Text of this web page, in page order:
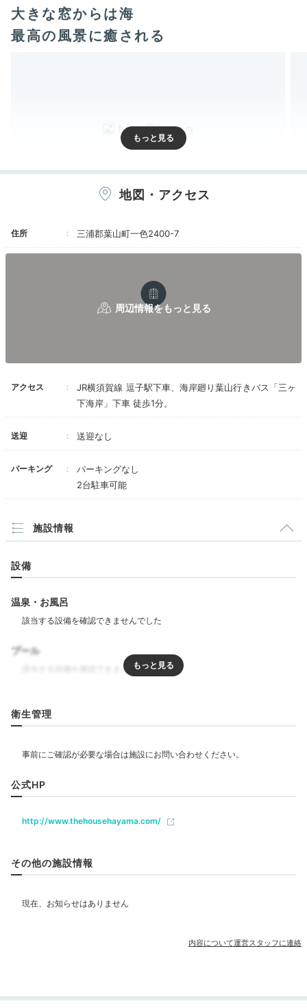
大きな窓からは海
最高の風景に癒される
1階にはリビングルームやテラス、2階はベッドルーム
があります。ヨーロッパのおしゃれな別荘のようなイン
代表の小林
していただけると思います。
Spa
15:30
波の音を聞きながら
優雅なバスタイム
テラスにはオープンエアのプライベートビューバスがあ
を着てみんなで入れば、何時間もおしゃべりが止まりま
地図・アクセス
住所 三浦郡葉山町一色2400-7
アクセス
JR横須賀線 逗子駅下車、海岸廻り葉山行きバス「三ヶ
下海岸」下車 徒歩1分。
送迎 送迎なし
パーキング
パーキングなし
2台駐車可能
施設情報
設備
温泉・お風呂
プール
飲食
ベビー＆子供関連
洋室 インターネット利用可能
その他館内施設
衛生管理
公式HP
http://www.thehousehayama.com/
その他の施設情報
内容について運営スタッフに連絡